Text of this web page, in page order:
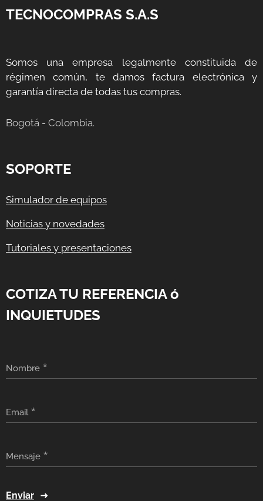
TECNOCOMPRAS S.A.S
Somos una empresa legalmente constituida de
régimen común, te damos factura electrónica y
garantía directa de todas tus compras.
Bogotá - Colombia.
SOPORTE
Simulador de equipos
Noticias y novedades
Tutoriales y presentaciones
COTIZA TU REFERENCIA ó
INQUIETUDES
Nombre
Email
Mensaje
Enviar